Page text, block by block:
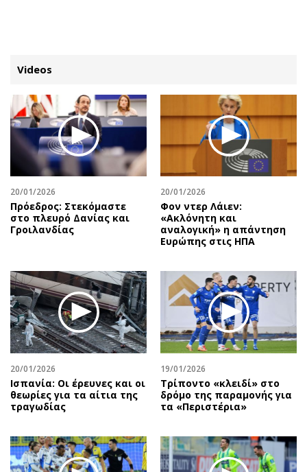
ΚΑΤΗΓΟΡΙΕΣ ΣΥΝΔΕΣΗ
Κύπρος
Παιδεία
Υγεία
Πολιτική
Βουλευτικές 2026
Δημοσκοπήσεις
Διπλωματία
Αθλητισμός
Κύπρος
Διεθνή
Κληρώσεις Allwyn
Οικονομία
Real Estate
Απόψεις
Αρθρογραφία
The Hill
Υγεία
Αγγελίες
Ενοικιάζονται
Ζητούν εργασία
Θέσεις εργασίας
Νέα
Social
Αυτοκίνηση
Πολιτική
Οικονομία
Videos
20/01/2026
Πρόεδρος: Στεκόμαστε
στο πλευρό Δανίας και
Γροιλανδίας
20/01/2026
Φον ντερ Λάιεν:
«Ακλόνητη και
αναλογική» η απάντηση
Ευρώπης στις ΗΠΑ
20/01/2026
Ισπανία: Οι έρευνες και οι
θεωρίες για τα αίτια της
τραγωδίας
19/01/2026
Τρίποντο «κλειδί» στο
δρόμο της παραμονής για
τα «Περιστέρια»